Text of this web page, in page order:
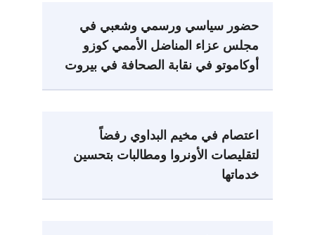
حضور سياسي ورسمي وشعبي في
مجلس عزاء المناضل الأممي كوزو
أوكاموتو في نقابة الصحافة في بيروت
اعتصام في مخيم البداوي رفضاً
لتقليصات الأونروا ومطالبات بتحسين
خدماتها